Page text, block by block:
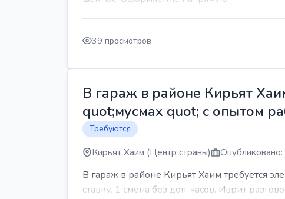
39 просмотров
В гараж в районе Кирьят
quot;мусмах quot; с опытом
Требуются
Кирьят Хаим (Центр страны)
В гараж в районе Кирьят Хаим требуется
ставку. 1 смена без доп. часов. Иврит